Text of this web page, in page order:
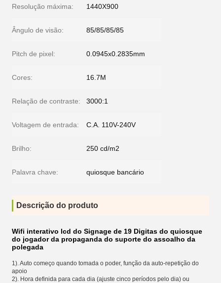
Resolução máxima: 1440X900
Ângulo de visão: 85/85/85/85
Pitch de pixel: 0.0945x0.2835mm
Cores: 16.7M
Relação de contraste: 3000:1
Voltagem de entrada: C.A. 110V-240V
Brilho: 250 cd/m2
Palavra chave: quiosque bancário
Descrição do produto
Wifi interativo lcd do Signage de 19 Digitas do quiosque
do jogador da propaganda do suporte do assoalho da
polegada
1). Auto começo quando tomada o poder, função da auto-repetição do
apoio
2). Hora definida para cada dia (ajuste cinco períodos pelo dia) ou